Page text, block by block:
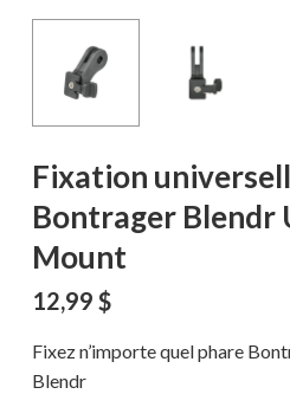
Fixation
Bontrager Blendr
Mount
12,99 $
Fixez n’importe quel phare
Blendr